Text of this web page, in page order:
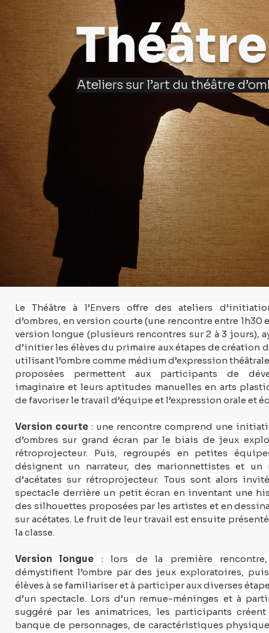
Ateliers sur l’art du théâtre
Le Théâtre à l’Envers offre des ateliers
d’ombres, en version courte (une rencontre entre 1h30
version longue (plusieurs rencontres sur 2 à 3 jours),
d’initier les élèves du primaire aux étapes de création
utilisant l’ombre comme médium d’expression
proposées permettent aux participants de
imaginaire et leurs aptitudes manuelles en arts
de favoriser le travail d’équipe et l’expression orale et
Version courte : une rencontre comprend une
d’ombres sur grand écran par le biais de jeux
rétroprojecteur. Puis, regroupés en petites
désignent un narrateur, des marionnettistes et un
d’acétates sur rétroprojecteur. Tous sont alors
spectacle derrière un petit écran en inventant une
des silhouettes proposées par les artistes et en
sur acétates. Le fruit de leur travail est ensuite
la classe.
Version longue : lors de la première
démystifient l’ombre par des jeux exploratoires,
élèves à se familiariser et à participer aux diverses
d’un spectacle. Lors d’un remue-méninges et à
suggéré par les animatrices, les participants créent
banque de personnages, de caractéristiques